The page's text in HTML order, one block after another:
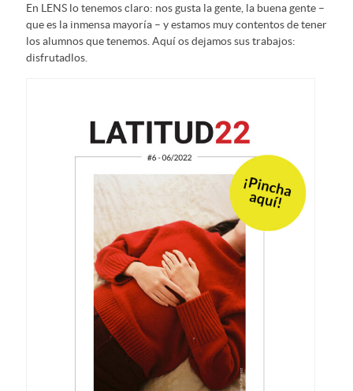
En LENS lo tenemos claro: nos gusta la gente, la buena gente –
que es la inmensa mayoría – y estamos muy contentos de tener
los alumnos que tenemos. Aquí os dejamos sus trabajos:
disfrutadlos.